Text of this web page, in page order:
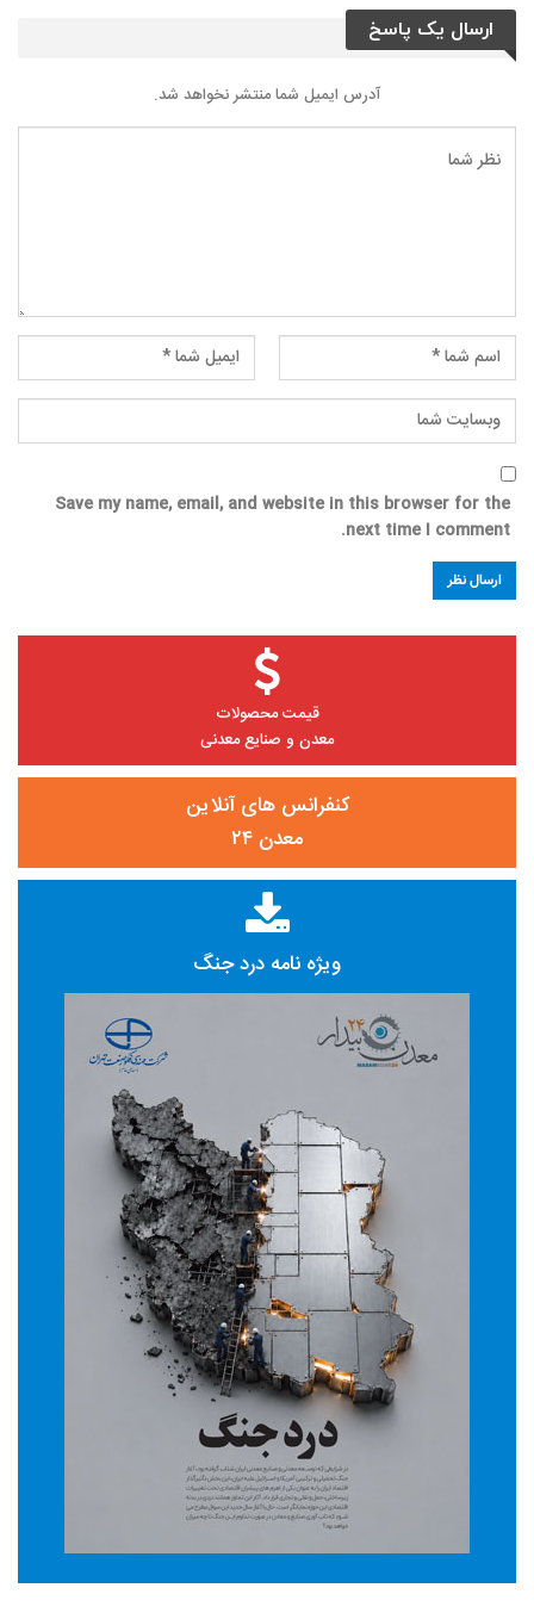
ارسال یک پاسخ
آدرس ایمیل شما منتشر نخواهد شد.
Save my name, email, and website in this browser for the
next time I comment.
قیمت محصولات
معدن و صنایع معدنی
کنفرانس های آنلاین
معدن ۲۴
ویژه نامه درد جنگ